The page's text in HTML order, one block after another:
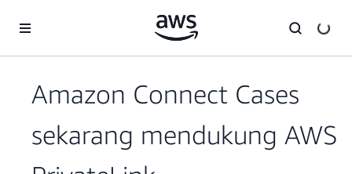
Amazon Connect Cases
sekarang mendukung AWS